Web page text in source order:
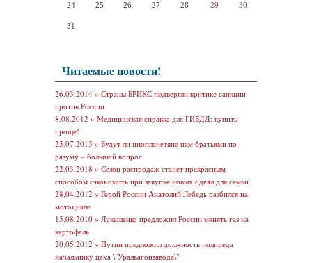
24 25 26 27 28 29 30
31
Читаемые новости!
26.03.2014 » Страны БРИКС подвергли критике санкции
против России
8.08.2012 » Медицинская справка для ГИБДД: купить
проще!
25.07.2015 » Будут ли инопланетяне нам братьями по
разуму – большой вопрос
22.03.2018 » Сезон распродаж станет прекрасным
способом сэкономить при закупке новых одеял для семьи
28.04.2012 » Герой России Анатолий Лебедь разбился на
мотоцикле
15.08.2010 » Лукашенко предложил России менять газ на
картофель
20.05.2012 » Путин предложил должность полпреда
начальнику цеха \"Уралвагонзавода\"